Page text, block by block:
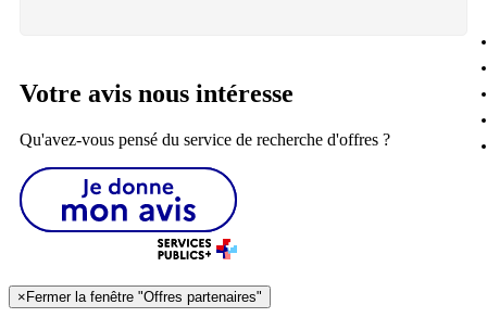
Votre avis nous intéresse
Qu'avez-vous pensé du service de recherche d'offres ?
× Fermer la fenêtre "Offres partenaires"